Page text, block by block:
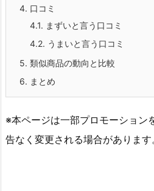
4. 口コミ
4.1. まずいと言う口コミ
4.2. うまいと言う口コミ
5. 類似商品の動向と比較
6. まとめ
※本ページは一部プロモーション
告なく変更される場合があります